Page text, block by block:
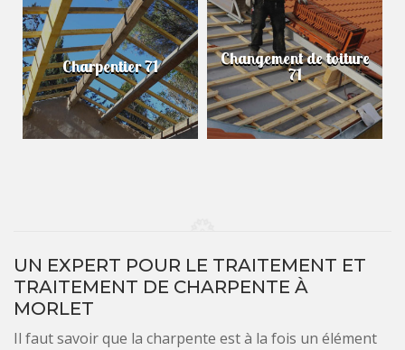
Charpentier 71 Changement de toiture
71
UN EXPERT POUR LE TRAITEMENT ET
TRAITEMENT DE CHARPENTE À
MORLET
Il faut savoir que la charpente est à la fois un élément